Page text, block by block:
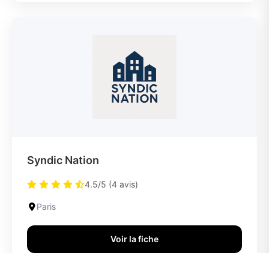
Syndic Nation
4.5/5 (4 avis)
Paris
Voir la fiche